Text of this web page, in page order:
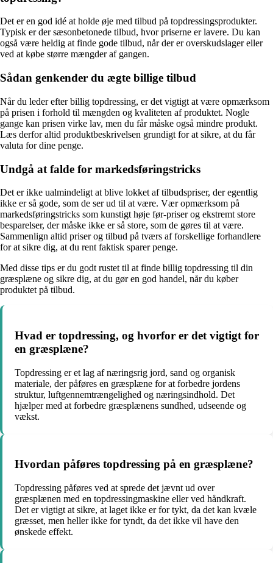
Det er en god idé at holde øje med tilbud på topdressingsprodukter.
Typisk er der sæsonbetonede tilbud, hvor priserne er lavere. Du kan
også være heldig at finde gode tilbud, når der er overskudslager eller
ved at købe større mængder af gangen.
Sådan genkender du ægte billige tilbud
Når du leder efter billig topdressing, er det vigtigt at være opmærksom
på prisen i forhold til mængden og kvaliteten af produktet. Nogle
gange kan prisen virke lav, men du får måske også mindre produkt.
Læs derfor altid produktbeskrivelsen grundigt for at sikre, at du får
valuta for dine penge.
Undgå at falde for markedsføringstricks
Det er ikke ualmindeligt at blive lokket af tilbudspriser, der egentlig
ikke er så gode, som de ser ud til at være. Vær opmærksom på
markedsføringstricks som kunstigt høje før-priser og ekstremt store
besparelser, der måske ikke er så store, som de gøres til at være.
Sammenlign altid priser og tilbud på tværs af forskellige forhandlere
for at sikre dig, at du rent faktisk sparer penge.
Med disse tips er du godt rustet til at finde billig topdressing til din
græsplæne og sikre dig, at du gør en god handel, når du køber
produktet på tilbud.
Hvad er topdressing, og hvorfor er det vigtigt for
en græsplæne?
Topdressing er et lag af næringsrig jord, sand og organisk
materiale, der påføres en græsplæne for at forbedre jordens
struktur, luftgennemtrængelighed og næringsindhold. Det
hjælper med at forbedre græsplænens sundhed, udseende og
vækst.
Hvordan påføres topdressing på en græsplæne?
Topdressing påføres ved at sprede det jævnt ud over
græsplænen med en topdressingmaskine eller ved håndkraft.
Det er vigtigt at sikre, at laget ikke er for tykt, da det kan kvæle
græsset, men heller ikke for tyndt, da det ikke vil have den
ønskede effekt.